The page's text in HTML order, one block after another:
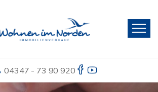
04347 - 73 90 920